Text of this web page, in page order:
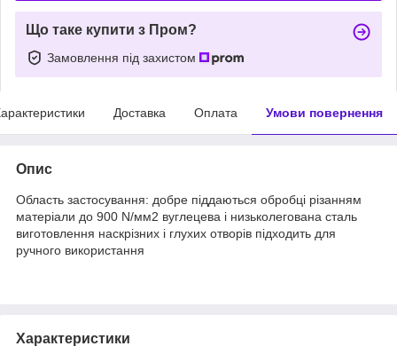
Що таке купити з Пром?
Замовлення під захистом
Доставка Оплата Умови повернення
Опис
Область застосування: добре піддаються обробці різанням
матеріали до 900 N/мм2 вуглецева і низьколегована сталь
виготовлення наскрізних і глухих отворів підходить для
ручного використання
Характеристики